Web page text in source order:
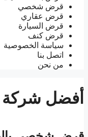
قرض شخصي
قرض عقاري
قرض السيارة
قرض كنف
سياسة الخصوصية
اتصل بنا
من نحن
أفضل